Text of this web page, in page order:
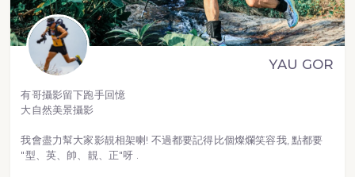
YAU GOR
有哥攝影留下跑手回憶
大自然美景攝影
我會盡力幫大家影靚相架喇! 不過都要記得比個燦爛笑容我, 點都要
"型、英、帥、靚、正"呀 .